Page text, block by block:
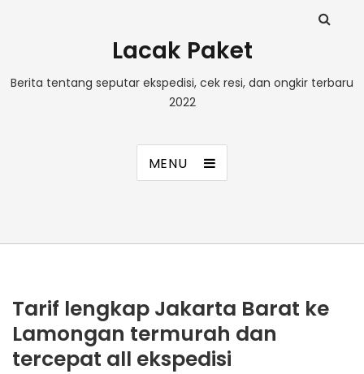
Lacak Paket
Berita tentang seputar ekspedisi, cek resi, dan ongkir terbaru
2022
MENU
Tarif lengkap Jakarta Barat ke
Lamongan termurah dan
tercepat all ekspedisi